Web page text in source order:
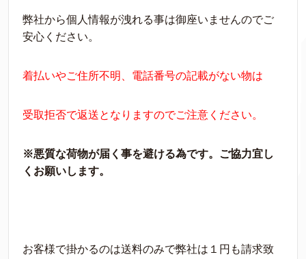
弊社から個人情報が洩れる事は御座いませんのでご
安心ください。
着払いやご住所不明、電話番号の記載がない物は
受取拒否で返送となりますのでご注意ください。
※悪質な荷物が届く事を避ける為です。ご協力宜し
くお願いします。
お客様で掛かるのは送料のみで弊社は１円も請求致